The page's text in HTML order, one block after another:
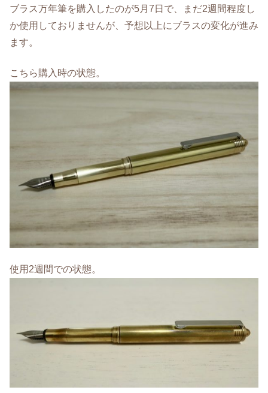
ブラス万年筆を購入したのが5月7日で、まだ2週間程度し
か使用しておりませんが、予想以上にブラスの変化が進み
ます。
こちら購入時の状態。
使用2週間での状態。